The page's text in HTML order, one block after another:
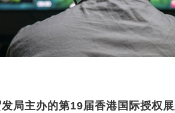
局主办的第19届香港国际授权